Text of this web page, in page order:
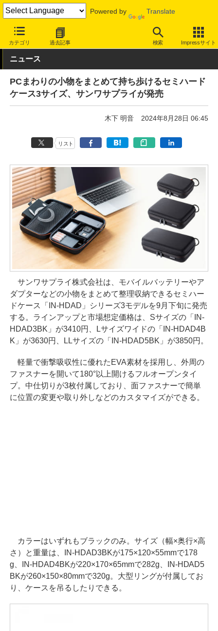
Powered by Translate
カテゴリ 過去記事 検索 Impressサイト
INTERNET Watch ハードウェア
ニュース
PCまわりの小物をまとめて持ち歩けるセミハード
ケース3サイズ、サンワサプライが発売
木下 明音 2024年8月28日 06:45
リスト
サンワサプライ株式会社は、モバイルバッテリーやア
ダプターなどの小物をまとめて整理収納できるセミハー
ドケース「IN-HDAD」シリーズ3モデルを9月下旬に発売
する。ラインアップと市場想定価格は、Sサイズの「IN-
HDAD3BK」が3410円、Lサイズワイドの「IN-HDAD4B
K」が3630円、LLサイズの「IN-HDAD5BK」が3850円。
軽量で衝撃吸収性に優れたEVA素材を採用し、外周の
ファスナーを開いて180°以上開けるフルオープンタイ
プ。中仕切りが3枚付属しており、面ファスナーで簡単
に位置の変更や取り外しなどのカスタマイズができる。
カラーはいずれもブラックのみ。サイズ（幅×奥行×高
さ）と重量は、IN-HDAD3BKが175×120×55mmで178
g、IN-HDAD4BKが220×170×65mmで282g、IN-HDAD5
BKが260×150×80mmで320g。大型リングが付属してお
り、ケースを吊るしたりできる。